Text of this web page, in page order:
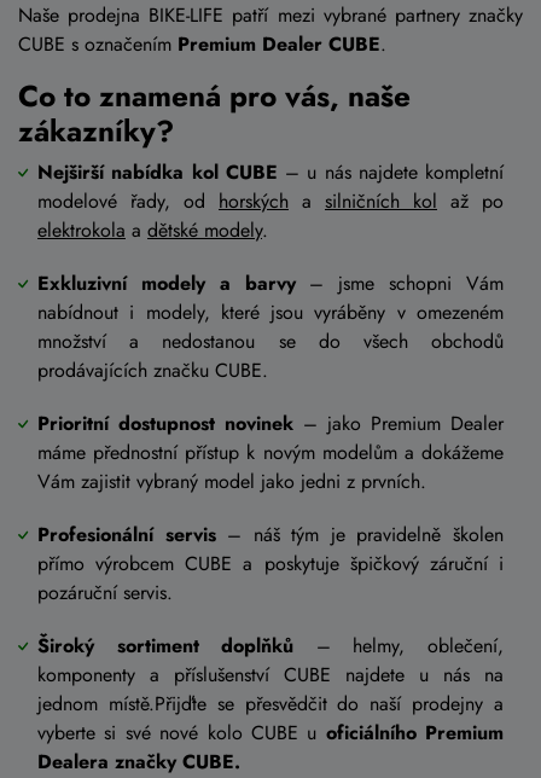
Naše prodejna BIKE-LIFE patří mezi vybrané partnery značky
CUBE s označením Premium Dealer CUBE.
Co to znamená pro vás, naše
zákazníky?
Nejširší nabídka kol CUBE – u nás najdete kompletní
modelové řady, od horských a silničních kol až po
elektrokola a dětské modely.
Exkluzivní modely a barvy– jsme schopni Vám
nabídnout i modely, které jsou vyráběny v omezeném
množství a nedostanou se do všech obchodů
prodávajících značku CUBE.
Prioritní dostupnost novinek – jako Premium Dealer
máme přednostní přístup k novým modelům a dokážeme
Vám zajistit vybraný model jako jedni z prvních.
Profesionální servis– náš tým je pravidelně školen
přímo výrobcem CUBE a poskytuje špičkový záruční i
pozáruční servis.
Široký sortiment doplňků – helmy, oblečení,
komponenty a příslušenství CUBE najdete u nás na
jednom místě.Přijďte se přesvědčit do naší prodejny a
vyberte si své nové kolo CUBE u oficiálního Premium
Dealera značky CUBE.